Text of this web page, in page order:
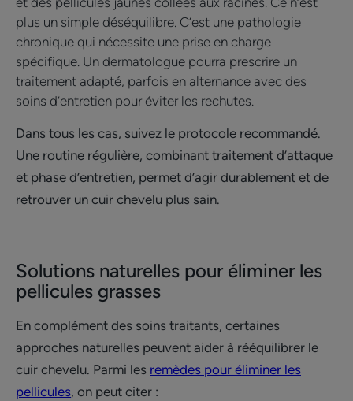
plus un simple déséquilibre. C’est une pathologie
chronique qui nécessite une prise en charge
spécifique. Un dermatologue pourra prescrire un
traitement adapté, parfois en alternance avec des
soins d’entretien pour éviter les rechutes.
Dans tous les cas, suivez le protocole recommandé.
Une routine régulière, combinant traitement d’attaque
et phase d’entretien, permet d’agir durablement et de
retrouver un cuir chevelu plus sain.
Solutions naturelles pour éliminer les
pellicules grasses
En complément des soins traitants, certaines
approches naturelles peuvent aider à rééquilibrer le
cuir chevelu. Parmi les remèdes pour éliminer les
pellicules, on peut citer :